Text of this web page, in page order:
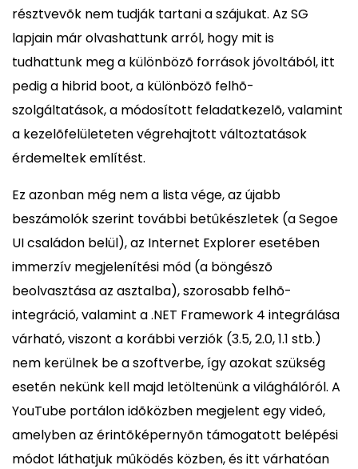
résztvevõk nem tudják tartani a szájukat. Az SG
lapjain már olvashattunk arról, hogy mit is
tudhattunk meg a különbözõ források jóvoltából, itt
pedig a hibrid boot, a különbözõ felhõ-
szolgáltatások, a módosított feladatkezelõ, valamint
a kezelõfelületeten végrehajtott változtatások
érdemeltek említést.
Ez azonban még nem a lista vége, az újabb
beszámolók szerint további betûkészletek (a Segoe
UI családon belül), az Internet Explorer esetében
immerzív megjelenítési mód (a böngészõ
beolvasztása az asztalba), szorosabb felhõ-
integráció, valamint a .NET Framework 4 integrálása
várható, viszont a korábbi verziók (3.5, 2.0, 1.1 stb.)
nem kerülnek be a szoftverbe, így azokat szükség
esetén nekünk kell majd letöltenünk a világhálóról. A
YouTube portálon idõközben megjelent egy videó,
amelyben az érintõképernyõn támogatott belépési
módot láthatjuk mûködés közben, és itt várhatóan